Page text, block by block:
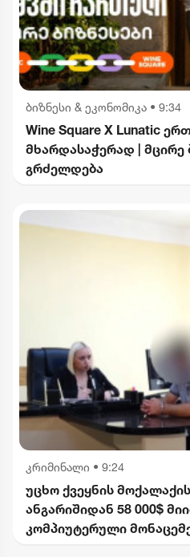
ბიზნესი & ეკონომიკა • 9:34
Wine Square X Lunatic
მხარდასაჭერად | მცირე
გრძელდება
კრიმინალი • 9:24
უცხო ქვეყნის
ანგარიშიდან 58 000$
კომპიუტერული